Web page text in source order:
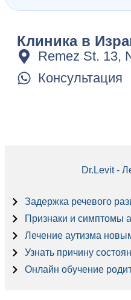
Клиника в
Remez St. 13,
Консультация
Dr.Levit -
Задержка речевого
Признаки и симптомы
Лечение аутизма
Узнать причину
Онлайн обучение